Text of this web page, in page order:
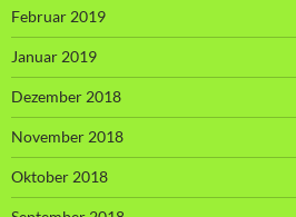
Februar 2019
Januar 2019
Dezember 2018
November 2018
Oktober 2018